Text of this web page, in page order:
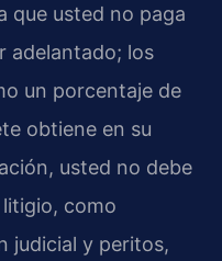
que usted no paga
adelantado; los
un porcentaje de
obtiene en su
usted no debe
como
judicial y peritos,